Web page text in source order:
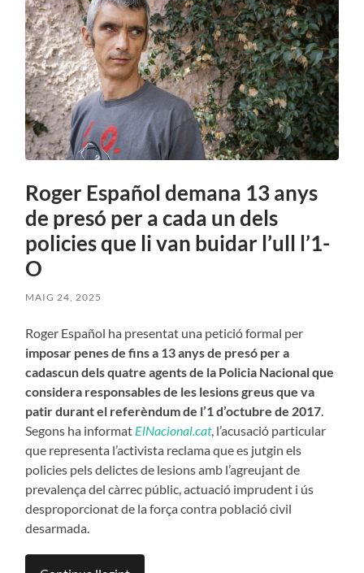
Roger Español demana 13 anys
de presó per a cada un dels
policies que li van buidar l’ull l’1-
O
MAIG 24, 2025
Roger Español ha presentat una petició formal per
imposar penes de fins a 13 anys de presó per a
cadascun dels quatre agents de la Policia Nacional que
considera responsables de les lesions greus que va
patir durant el referèndum de l’1 d’octubre de 2017.
Segons ha informat ElNacional.cat, l’acusació particular
que representa l’activista reclama que es jutgin els
policies pels delictes de lesions amb l’agreujant de
prevalença del càrrec públic, actuació imprudent i ús
desproporcionat de la força contra població civil
desarmada.